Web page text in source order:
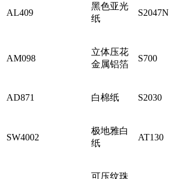
AL409
黑色亚光
纸
S2047N
AM098
立体压花
金属铝箔
S700
AD871 白棉纸 S2030
SW4002
极地雅白
纸
AT130
可压纹珠